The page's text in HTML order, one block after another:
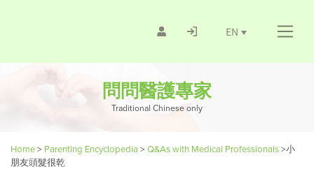
EN
問問醫護專家
Traditional Chinese only
Home> Parenting Encyclopedia > Q&As with Medical Professionals>小
朋友頭髮很乾